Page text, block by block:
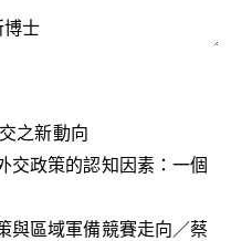
之新動向
政策的認知因素：一個
區域軍備競賽走向／蔡